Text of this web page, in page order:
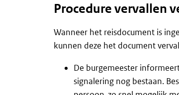
Procedure vervallen
Wanneer het reisdocument is
kunnen deze het document
De burgemeester
signalering nog bestaan.